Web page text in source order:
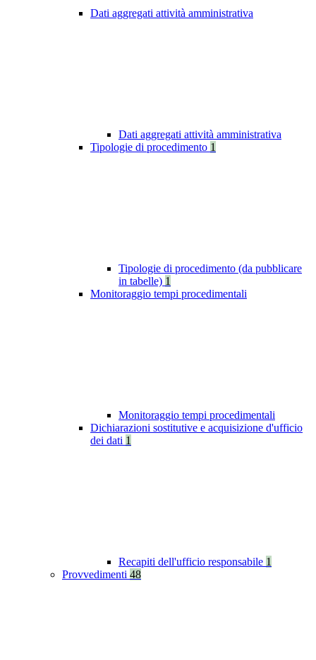
Dati aggregati attività amministrativa
Dati aggregati attività amministrativa
Tipologie di procedimento 1
Tipologie di procedimento (da pubblicare
in tabelle) 1
Monitoraggio tempi procedimentali
Monitoraggio tempi procedimentali
Dichiarazioni sostitutive e acquisizione d'ufficio
dei dati 1
Recapiti dell'ufficio responsabile 1
Provvedimenti 48